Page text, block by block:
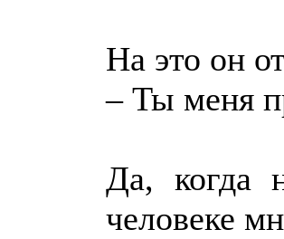
На это он
– Ты меня
Да, когда
человеке